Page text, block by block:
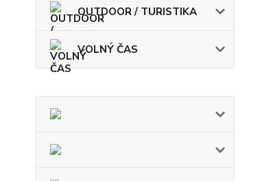
OUTDOOR / TURISTIKA
VOLNÝ ČAS